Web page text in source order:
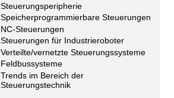
Steuerungsperipherie
Speicherprogrammierbare Steuerungen
NC-Steuerungen
Steuerungen für Industrieroboter
Verteilte/vernetzte Steuerungssysteme
Feldbussysteme
Trends im Bereich der
Steuerungstechnik